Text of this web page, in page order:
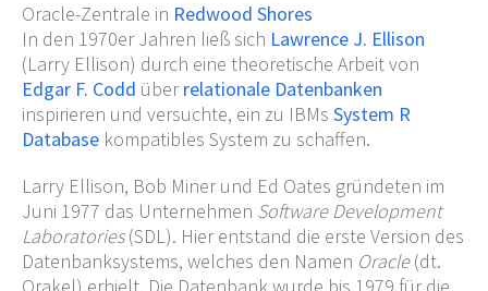
Oracle-Zentrale in Redwood Shores
In den 1970er Jahren ließ sich Lawrence J. Ellison
(Larry Ellison) durch eine theoretische Arbeit von
Edgar F. Codd überrelationale Datenbanken
inspirieren und versuchte, ein zu IBMs System R
Database kompatibles System zu schaffen.
Larry Ellison, Bob Miner und Ed Oates gründeten im
Juni 1977 das Unternehmen Software Development
Laboratories(SDL). Hier entstand die erste Version des
Datenbanksystems, welches den Namen Oracle(dt.